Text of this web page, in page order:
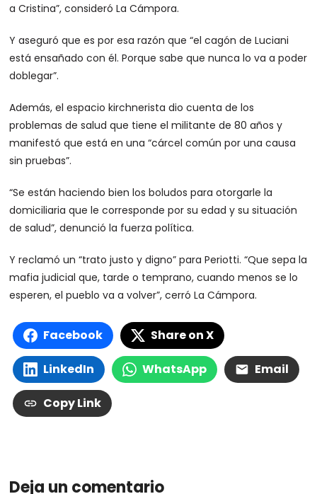
a Cristina”, consideró La Cámpora.
Y aseguró que es por esa razón que “el cagón de Luciani
está ensañado con él. Porque sabe que nunca lo va a poder
doblegar”.
Además, el espacio kirchnerista dio cuenta de los
problemas de salud que tiene el militante de 80 años y
manifestó que está en una “cárcel común por una causa
sin pruebas”.
“Se están haciendo bien los boludos para otorgarle la
domiciliaria que le corresponde por su edad y su situación
de salud”, denunció la fuerza política.
Y reclamó un “trato justo y digno” para Periotti. “Que sepa la
mafia judicial que, tarde o temprano, cuando menos se lo
esperen, el pueblo va a volver”, cerró La Cámpora.
Facebook Share on X
LinkedIn WhatsApp Email
Copy Link
Deja un comentario